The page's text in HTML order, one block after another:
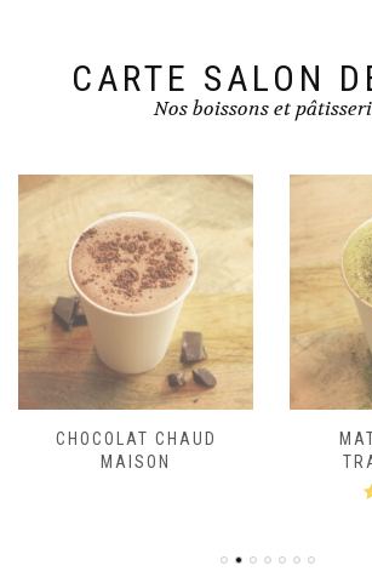
CARTE SALON
Nos boissons et
CHOCOLAT CHAUD
MAISON